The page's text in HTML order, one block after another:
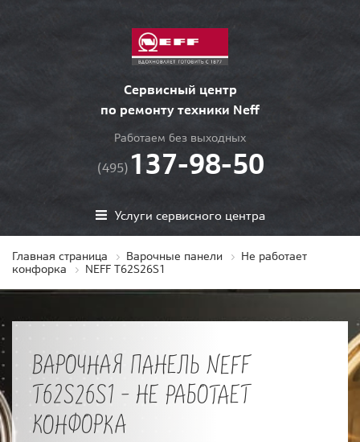
Сервисный центр
по ремонту техники Neff
Работаем без выходных
(495) 137-98-50
Услуги сервисного центра
Главная страница Варочные панели
Не работает
конфорка
NEFF T62S26S1
ВАРОЧНАЯ ПАНЕЛЬ NEFF
T62S26S1 - НЕ РАБОТАЕТ
КОНФОРКА